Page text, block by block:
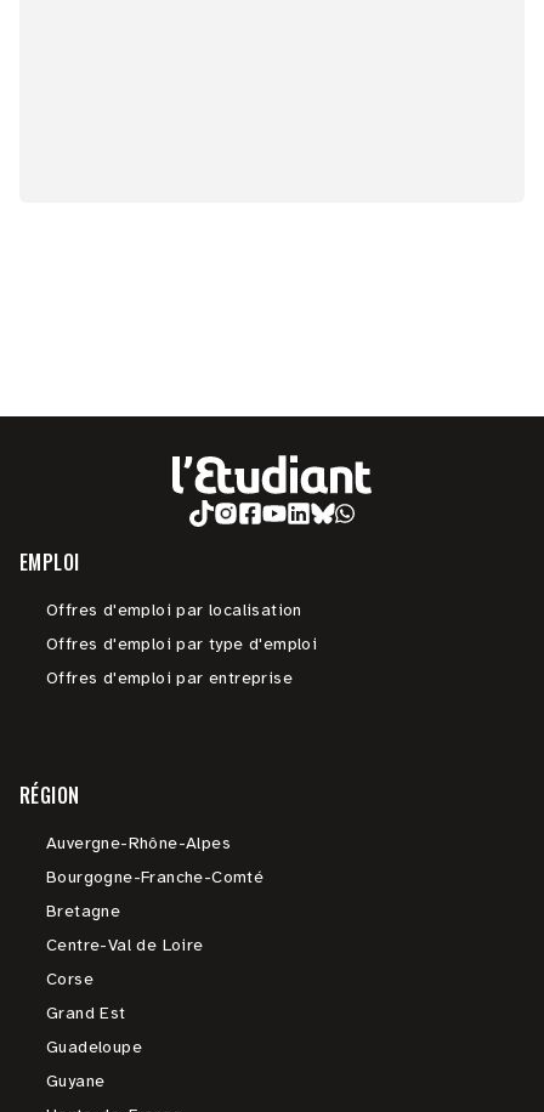
EMPLOI
Offres d'emploi par localisation
Offres d'emploi par type d'emploi
Offres d'emploi par entreprise
RÉGION
Auvergne-Rhône-Alpes
Bourgogne-Franche-Comté
Bretagne
Centre-Val de Loire
Corse
Grand Est
Guadeloupe
Guyane